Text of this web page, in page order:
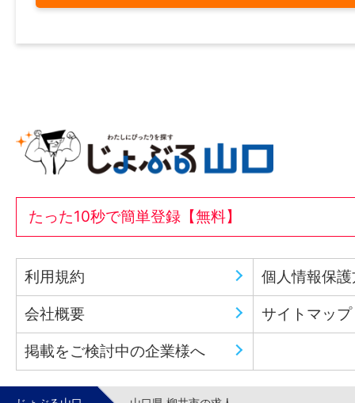
たった10秒で簡単登録【無料】
利用規約 個人情報保
会社概要 サイトマップ
掲載をご検討中の企業様へ